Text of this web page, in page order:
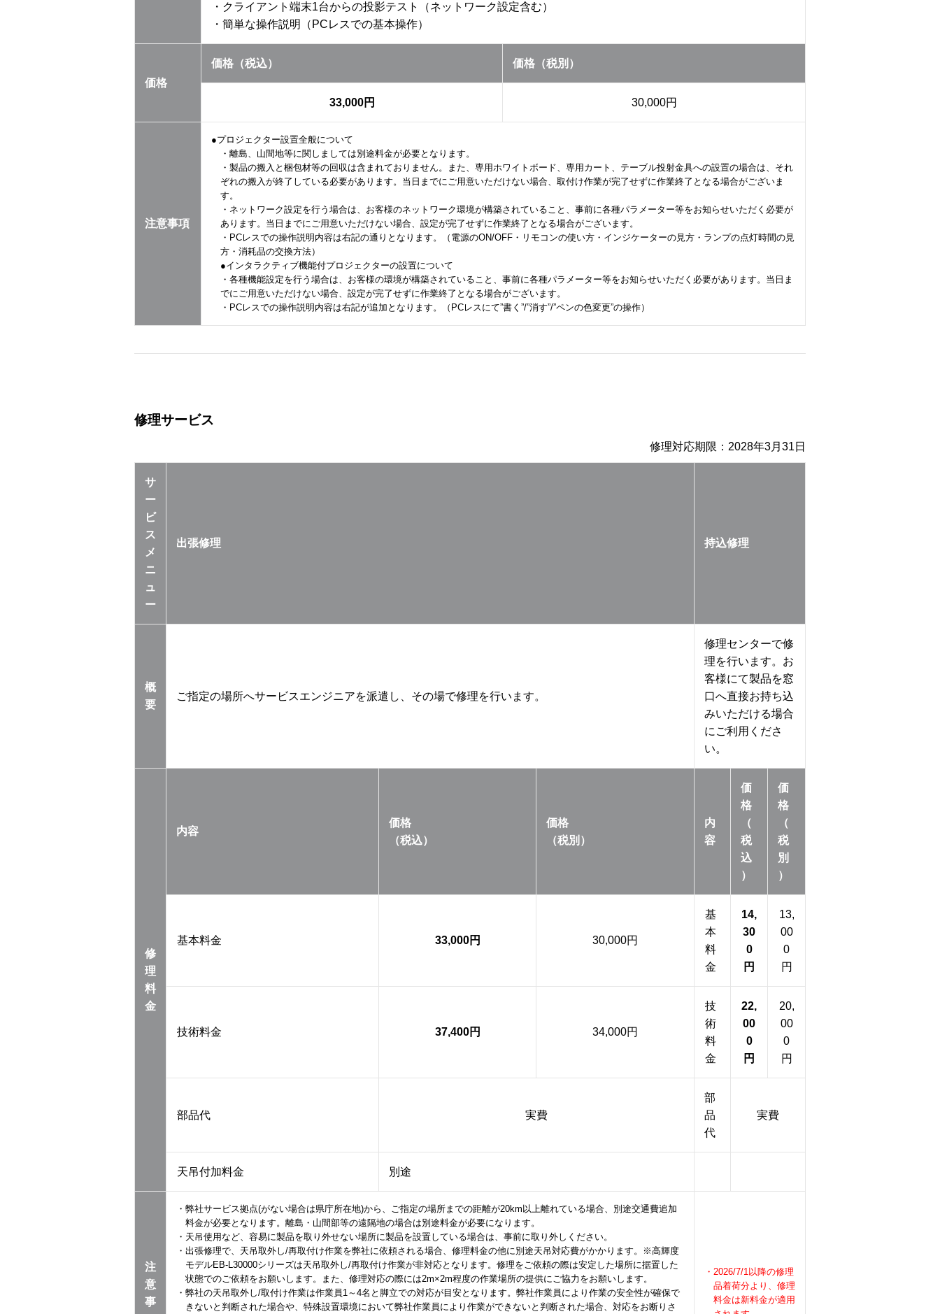
・クライアント端末1台からの投影テスト（ネットワーク設定含む）
・簡単な操作説明（PCレスでの基本操作）
価格
価格（税込） 価格（税別）
33,000円 30,000円
注意事項
●プロジェクター設置全般について
・離島、山間地等に関しましては別途料金が必要となります。
・製品の搬入と梱包材等の回収は含まれておりません。また、専用ホワイトボード、専用カート、テーブル投射金具への設置の場合は、それ
ぞれの搬入が終了している必要があります。当日までにご用意いただけない場合、取付け作業が完了せずに作業終了となる場合がございま
す。
・ネットワーク設定を行う場合は、お客様のネットワーク環境が構築されていること、事前に各種パラメーター等をお知らせいただく必要が
あります。当日までにご用意いただけない場合、設定が完了せずに作業終了となる場合がございます。
・PCレスでの操作説明内容は右記の通りとなります。（電源のON/OFF・リモコンの使い方・インジケーターの見方・ランプの点灯時間の見
方・消耗品の交換方法）
●インタラクティブ機能付プロジェクターの設置について
・各種機能設定を行う場合は、お客様の環境が構築されていること、事前に各種パラメーター等をお知らせいただく必要があります。当日ま
でにご用意いただけない場合、設定が完了せずに作業終了となる場合がございます。
・PCレスでの操作説明内容は右記が追加となります。（PCレスにて”書く”/”消す”/”ペンの色変更”の操作）
修理サービス
修理対応期限： 2028年3月31日
サ
ー
ビ
ス
メ
ニ
ュ
ー
出張修理 持込修理
概
要
ご指定の場所へサービスエンジニアを派遣し、その場で修理を行います。
修理センターで修
理を行います。お
客様にて製品を窓
口へ直接お持ち込
みいただける場合
にご利用くださ
い。
修
理
料
金
内容
価格
（税込）
価格
（税別）
内
容
価
格
（
税
込
）
価
格
（
税
別
）
基本料金 33,000円 30,000円
基
本
料
金
14,
30
0
円
13,
00
0
円
技術料金 37,400円 34,000円
技
術
料
金
22,
00
0
円
20,
00
0
円
部品代 実費
部
品
代
実費
天吊付加料金 別途
注
意
事
・弊社サービス拠点(がない場合は県庁所在地)から、ご指定の場所までの距離が20km以上離れている場合、別途交通費追加
料金が必要となります。離島・山間部等の遠隔地の場合は別途料金が必要になります。
・天吊使用など、容易に製品を取り外せない場所に製品を設置している場合は、事前に取り外しください。
・出張修理で、天吊取外し/再取付け作業を弊社に依頼される場合、修理料金の他に別途天吊対応費がかかります。※高輝度
モデルEB-L30000シリーズは天吊取外し/再取付け作業が非対応となります。修理をご依頼の際は安定した場所に据置した
状態でのご依頼をお願いします。また、修理対応の際には2m×2m程度の作業場所の提供にご協力をお願いします。
・弊社の天吊取外し/取付け作業は作業員1～4名と脚立での対応が目安となります。弊社作業員により作業の安全性が確保で
きないと判断された場合や、特殊設置環境において弊社作業員により作業ができないと判断された場合、対応をお断りさ
・2026/7/1以降の修理
品着荷分より、修理
料金は新料金が適用